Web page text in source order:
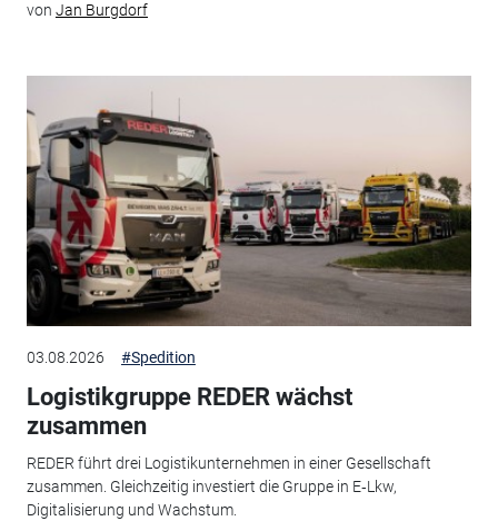
von Jan Burgdorf
03.08.2026 #Spedition
Logistikgruppe REDER wächst
zusammen
REDER führt drei Logistikunternehmen in einer Gesellschaft
zusammen. Gleichzeitig investiert die Gruppe in E‑Lkw,
Digitalisierung und Wachstum.